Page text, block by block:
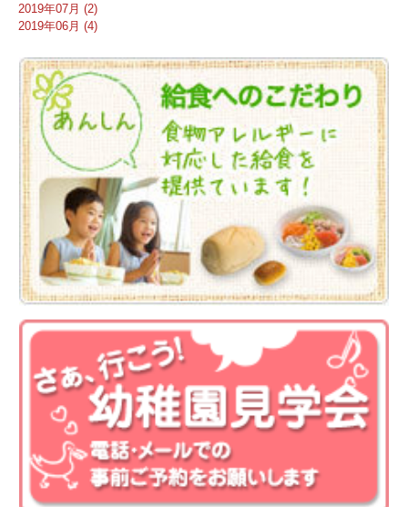
2019年07月 (2)
2019年06月 (4)